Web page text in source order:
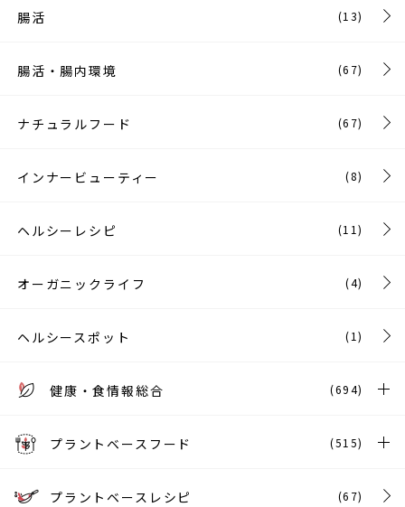
腸活 (13)
腸活・腸内環境 (67)
ナチュラルフード (67)
インナービューティー (8)
ヘルシーレシピ (11)
オーガニックライフ (4)
ヘルシースポット (1)
健康・食情報総合 (694)
プラントベースフード (515)
プラントベースレシピ (67)